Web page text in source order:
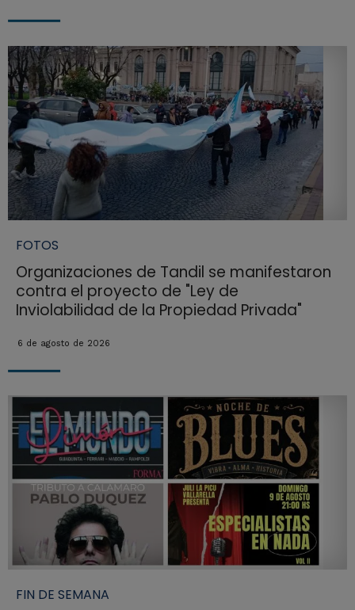
FOTOS
Organizaciones de Tandil se manifestaron
contra el proyecto de "Ley de
Inviolabilidad de la Propiedad Privada"
6 de agosto de 2026
FIN DE SEMANA